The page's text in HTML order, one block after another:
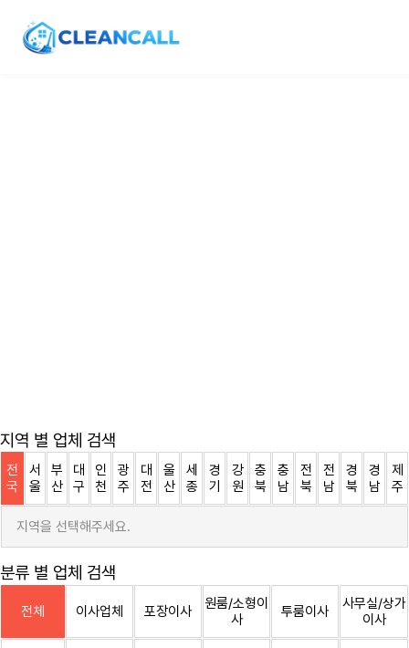
지역 별 업체 검색
전
국
서
울
부
산
대
구
인
천
광
주
대
전
울
산
세
종
경
기
강
원
충
북
충
남
전
북
전
남
경
북
경
남
제
주
지역을 선택해주세요.
분류 별 업체 검색
전체 이사업체 포장이사
원룸/소형이
사
투룸이사
사무실/상가
이사